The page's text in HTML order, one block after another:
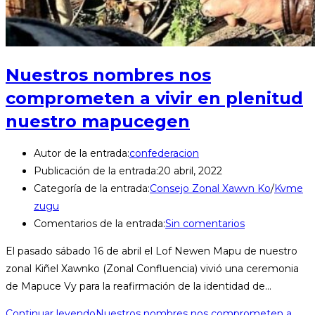
Nuestros nombres nos
comprometen a vivir en plenitud
nuestro mapucegen
Autor de la entrada:confederacion
Publicación de la entrada:20 abril, 2022
Categoría de la entrada:Consejo Zonal Xawvn Ko/Kvme
zugu
Comentarios de la entrada:Sin comentarios
El pasado sábado 16 de abril el Lof Newen Mapu de nuestro
zonal Kiñel Xawnko (Zonal Confluencia) vivió una ceremonia
de Mapuce Vy para la reafirmación de la identidad de…